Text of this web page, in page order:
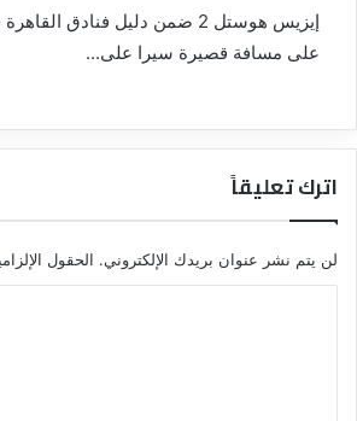
على مسافة قصيرة سيرا على...
اترك تعليقاً
لن يتم نشر عنوان بريدك الإلكتروني. الحقول